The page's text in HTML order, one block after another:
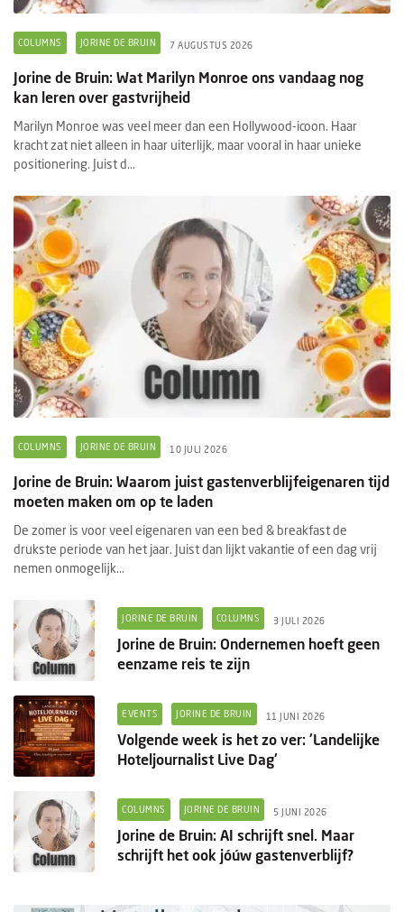
COLUMNS JORINE DE BRUIN 7 AUGUSTUS 2026
Jorine de Bruin: Wat Marilyn Monroe ons vandaag nog
kan leren over gastvrijheid
Marilyn Monroe was veel meer dan een Hollywood-icoon. Haar
kracht zat niet alleen in haar uiterlijk, maar vooral in haar unieke
positionering. Juist d...
COLUMNS JORINE DE BRUIN 10 JULI 2026
Jorine de Bruin: Waarom juist gastenverblijfeigenaren tijd
moeten maken om op te laden
De zomer is voor veel eigenaren van een bed & breakfast de
drukste periode van het jaar. Juist dan lijkt vakantie of een dag vrij
nemen onmogelijk...
JORINE DE BRUIN COLUMNS 3 JULI 2026
Jorine de Bruin: Ondernemen hoeft geen
eenzame reis te zijn
EVENTS JORINE DE BRUIN 11 JUNI 2026
Volgende week is het zo ver: 'Landelijke
Hoteljournalist Live Dag'
COLUMNS JORINE DE BRUIN 5 JUNI 2026
Jorine de Bruin: AI schrijft snel. Maar
schrijft het ook jóúw gastenverblijf?